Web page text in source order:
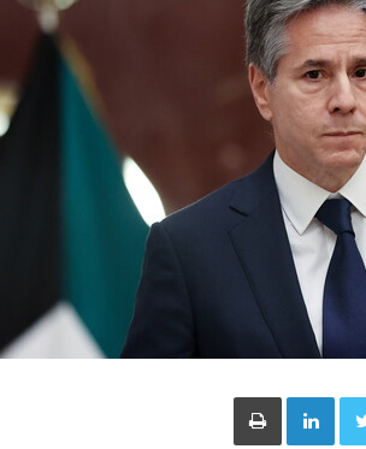
Twitter
LinkedInطباعة